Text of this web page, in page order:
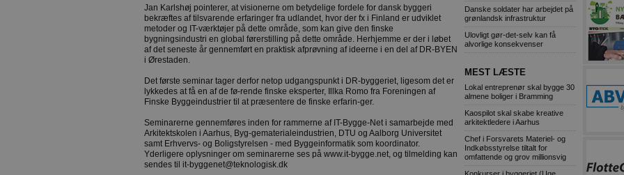
Jan Karlshøj pointerer, at visionerne om betydelige fordele for dansk byggeri
bekræftes af tilsvarende erfaringer fra udlandet, hvor der fx i Finland er udviklet
metoder og IT-værktøjer på dette område, som kan give den finske
bygningsindustri en global førerstilling på dette område. Herhjemme er der i løbet
af det seneste år gennemført en praktisk afprøvning af ideerne i en del af DR-BYEN
i Ørestaden.
Det første seminar tager derfor netop udgangspunkt i DR-byggeriet, ligesom det er
lykkedes at få en af de fø-rende finske eksperter, Illka Romo fra Foreningen af
Finske Byggeindustrier til at præsentere de finske erfarin-ger.
Seminarerne gennemføres inden for rammerne af IT-Bygge-Net i samarbejde med
Arkitektskolen i Aarhus, Byg-gematerialeindustrien, DTU og Aalborg Universitet
samt Erhvervs- og Boligstyrelsen - med Byggeinformatik som koordinator.
Yderligere oplysninger om seminarerne ses på www.it-bygge.net, og tilmelding kan
sendes til it-byggenet@teknologisk.dk
Danske soldater har arbejdet på
grønlandsk infrastruktur
Ulovligt gør-det-selv kan få
alvorlige konsekvenser
MEST LÆSTE
Lokal entreprenør skal bygge 30
almene boliger i Bramming
Kaospilot skal skabe kreative
arkitektledere i Aarhus
Chef i Forsvarets Materiel- og
Indkøbsstyrelse tiltalt for
omfattende og grov millionsvig